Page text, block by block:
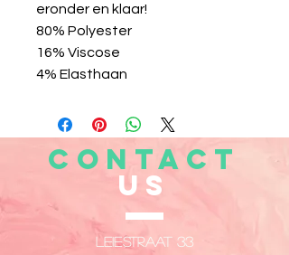
eronder en klaar!
80% Polyester
16% Viscose
4% Elasthaan
CONTACT
US
Leiestraat 33